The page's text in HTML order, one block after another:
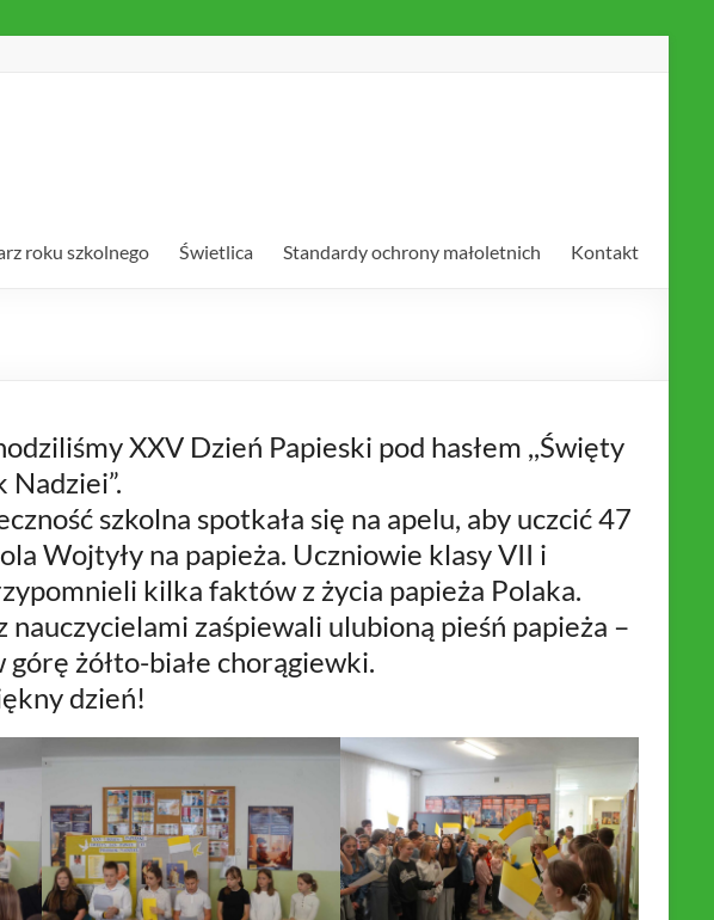
roku szkolnego Świetlica Standardy ochrony małoletnich Kontakt
XXV Dzień Papieski pod hasłem ,,Święty
Nadziei”.
szkolna spotkała się na apelu, aby uczcić 47
Wojtyły na papieża. Uczniowie klasy VII i
kilka faktów z życia papieża Polaka.
nauczycielami zaśpiewali ulubioną pieśń papieża –
górę żółto-białe chorągiewki.
dzień!